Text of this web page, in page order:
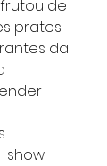
de
pratos
da
show.